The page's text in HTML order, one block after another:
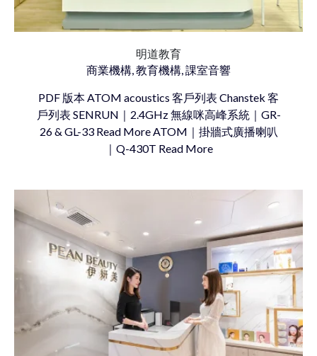
明道教育
商業機構, 教育機構, 課室音響
PDF 版本 ATOM acoustics 客戶列表 Chanstek 客
戶列表 SENRUN｜2.4GHz 無線咪高峰系統｜GR-
26 & GL-33 Read More ATOM｜掛牆式廣播喇叭
｜Q-430T Read More